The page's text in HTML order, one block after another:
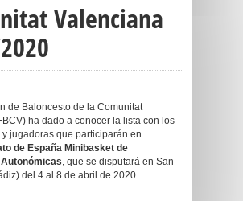
Valenciana
de Baloncesto de la Comunitat
ha dado a conocer la lista con los
jugadoras que participarán en
de España Minibasket de
, que se disputará en San
del 4 al 8 de abril de 2020.